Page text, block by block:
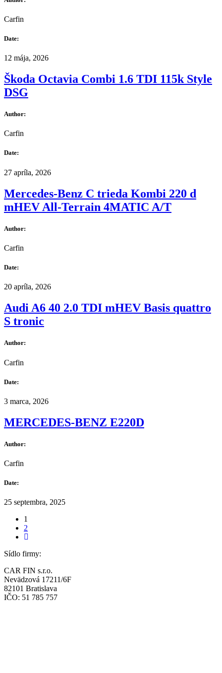
Carfin
Date:
12 mája, 2026
Škoda Octavia Combi 1.6 TDI 115k Style
DSG
Author:
Carfin
Date:
27 apríla, 2026
Mercedes-Benz C trieda Kombi 220 d
mHEV All-Terrain 4MATIC A/T
Author:
Carfin
Date:
20 apríla, 2026
Audi A6 40 2.0 TDI mHEV Basis quattro
S tronic
Author:
Carfin
Date:
3 marca, 2026
MERCEDES-BENZ E220D
Author:
Carfin
Date:
25 septembra, 2025
1
2
Sídlo firmy:
CAR FIN s.r.o.
Nevädzová 17211/6F
82101 Bratislava
IČO: 51 785 757